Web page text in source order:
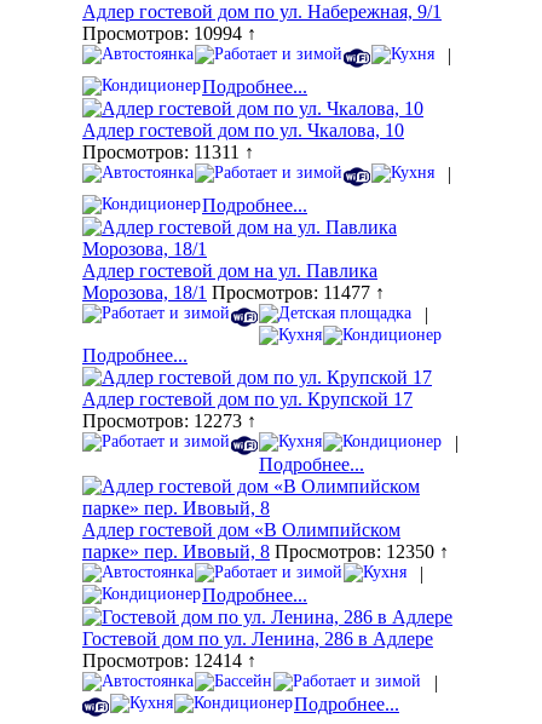
Адлер гостевой дом по ул. Набережная, 9/1
Просмотров: 10994 ↑
|
Подробнее...
Адлер гостевой дом по ул. Чкалова, 10
Просмотров: 11311 ↑
|
Подробнее...
Адлер гостевой дом на ул. Павлика
Морозова, 18/1 Просмотров: 11477 ↑
|
Подробнее...
Адлер гостевой дом по ул. Крупской 17
Просмотров: 12273 ↑
|
Подробнее...
Адлер гостевой дом «В Олимпийском
парке» пер. Ивовый, 8 Просмотров: 12350 ↑
|
Подробнее...
Гостевой дом по ул. Ленина, 286 в Адлере
Просмотров: 12414 ↑
|
Подробнее...